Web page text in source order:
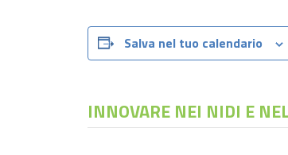
Salva nel tuo calendario
INNOVARE NEI NIDI E